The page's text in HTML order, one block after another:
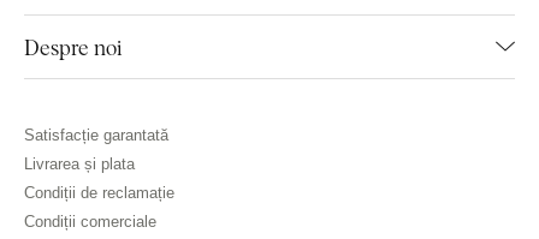
Despre noi
Satisfacție garantată
Livrarea și plata
Condiții de reclamație
Condiții comerciale